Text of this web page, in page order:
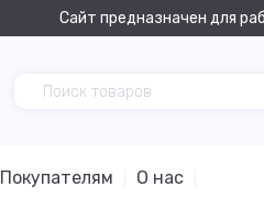
Сайт предназначен для
Покупателям О нас